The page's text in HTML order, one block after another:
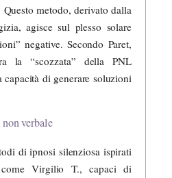
Questo metodo, derivato dalla
agisce sul plesso solare
negative. Secondo Paret,
la “scozzata” della PNL
capacità di generare soluzioni
verbale
di ipnosi silenziosa ispirati
Virgilio T., capaci di